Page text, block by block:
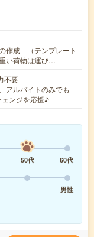
作成 （テンプレート
い荷物は運び…
不要
アルバイトのみでも
ンジを応援♪
50代
60代
男性